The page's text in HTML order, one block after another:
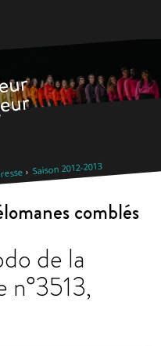
Saison 2012-2013
comblés
de la
n°3513,